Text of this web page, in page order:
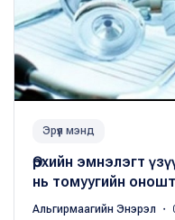
Эрүүл мэнд
Өрхийн эмнэлэгт
нь томуугийн
Альгирмаагийн Энэрэл